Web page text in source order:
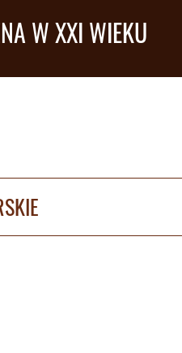
W XXI WIEKU